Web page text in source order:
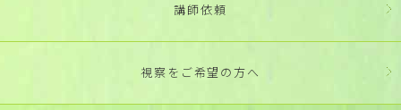
講師依頼
視察をご希望の方へ